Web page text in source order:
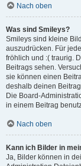
Nach oben
Was sind Smileys?
Smileys sind kleine
auszudrücken. Für
fröhlich und :( traurig.
Beitrags sehen.
sie können einen
deshalb deinen
Die Board-
in einem Beitrag
Nach oben
Kann ich Bilder in
Ja, Bilder können in